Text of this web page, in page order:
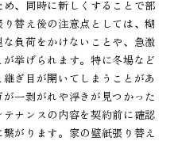
、同時に新しくすることで部
替え後の注意点としては、糊
負荷をかけないことや、急激
挙げられます。特に冬場など
ぎ目が開いてしまうことがあ
一剥がれや浮きが見つかった
ナンスの内容を契約前に確認
がります。家の壁紙張り替え